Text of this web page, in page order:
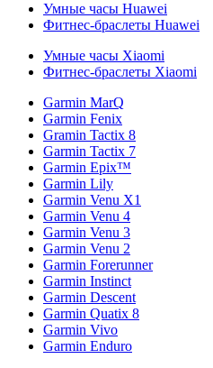
Умные часы Huawei
Фитнес-браслеты Huawei
Умные часы Xiaomi
Фитнес-браслеты Xiaomi
Garmin MarQ
Garmin Fenix
Gramin Tactix 8
Garmin Tactix 7
Garmin Epix™
Garmin Lily
Garmin Venu X1
Garmin Venu 4
Garmin Venu 3
Garmin Venu 2
Garmin Forerunner
Garmin Instinct
Garmin Descent
Garmin Quatix 8
Garmin Vivo
Garmin Enduro